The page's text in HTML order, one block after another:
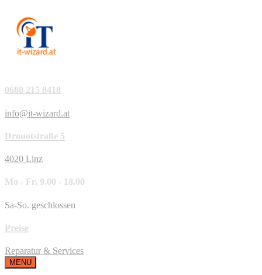
0680 215 8418
info@it-wizard.at
Drouotstraße 5
4020 Linz
Mo - Fr. 9.00 - 18.00
Sa-So. geschlossen
Preise
Reparatur & Services
MENU